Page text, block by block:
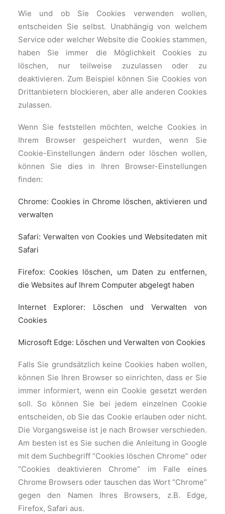
Wie und ob Sie Cookies verwenden wollen,
entscheiden Sie selbst. Unabhängig von welchem
Service oder welcher Website die Cookies stammen,
haben Sie immer die Möglichkeit Cookies zu
löschen, nur teilweise zuzulassen oder zu
deaktivieren. Zum Beispiel können Sie Cookies von
Drittanbietern blockieren, aber alle anderen Cookies
zulassen.
Wenn Sie feststellen möchten, welche Cookies in
Ihrem Browser gespeichert wurden, wenn Sie
Cookie-Einstellungen ändern oder löschen wollen,
können Sie dies in Ihren Browser-Einstellungen
finden:
Chrome: Cookies in Chrome löschen, aktivieren und
verwalten
Safari: Verwalten von Cookies und Websitedaten mit
Safari
Firefox: Cookies löschen, um Daten zu entfernen,
die Websites auf Ihrem Computer abgelegt haben
Internet Explorer: Löschen und Verwalten von
Cookies
Microsoft Edge: Löschen und Verwalten von Cookies
Falls Sie grundsätzlich keine Cookies haben wollen,
können Sie Ihren Browser so einrichten, dass er Sie
immer informiert, wenn ein Cookie gesetzt werden
soll. So können Sie bei jedem einzelnen Cookie
entscheiden, ob Sie das Cookie erlauben oder nicht.
Die Vorgangsweise ist je nach Browser verschieden.
Am besten ist es Sie suchen die Anleitung in Google
mit dem Suchbegriff “Cookies löschen Chrome” oder
“Cookies deaktivieren Chrome” im Falle eines
Chrome Browsers oder tauschen das Wort “Chrome”
gegen den Namen Ihres Browsers, z.B. Edge,
Firefox, Safari aus.